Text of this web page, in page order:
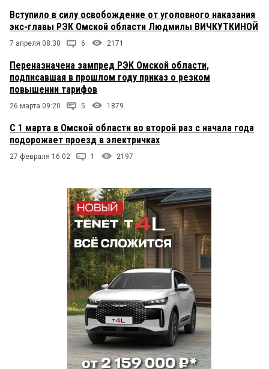
Вступило в силу освобождение от уголовного наказания
экс-главы РЭК Омской области Людмилы ВИЧКУТКИНОЙ
7 апреля 08:30 6 2171
Переназначена зампред РЭК Омской области,
подписавшая в прошлом году приказ о резком
повышении тарифов
26 марта 09:20 5 1879
С 1 марта в Омской области во второй раз с начала года
подорожает проезд в электричках
27 февраля 16:02 1 2197